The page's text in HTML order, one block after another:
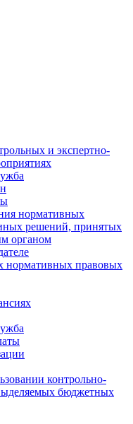
и экспертно-
нормативных
решений, принятых
органом
нормативных правовых
контрольно-
бюджетных